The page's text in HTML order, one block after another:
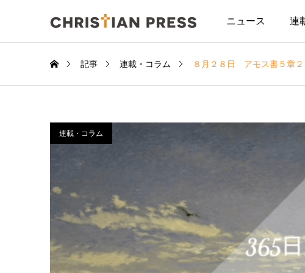
ニュース 連
記事 連載・コラム ８月２８日 アモス書５章２
連載・コラム